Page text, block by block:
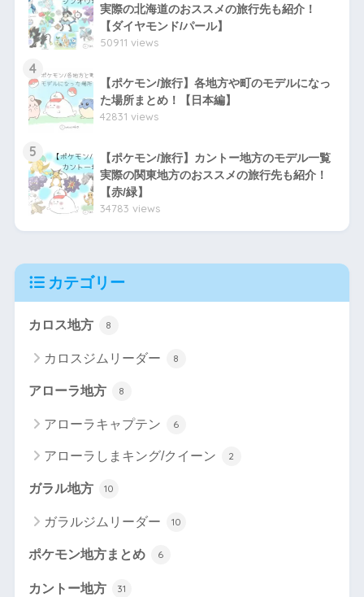
実際の北海道のおススメの旅行先も紹介！
【ダイヤモンド/パール】
50911 views
4
【ポケモン/旅行】各地方や町のモデルになっ
た場所まとめ！【日本編】
42831 views
5
【ポケモン/旅行】カントー地方のモデル一覧
実際の関東地方のおススメの旅行先も紹介！
【赤/緑】
34783 views
カテゴリー
カロス地方 8
カロスジムリーダー 8
アローラ地方 8
アローラキャプテン 6
アローラしまキング/クイーン 2
ガラル地方 10
ガラルジムリーダー 10
ポケモン地方まとめ 6
カントー地方 31